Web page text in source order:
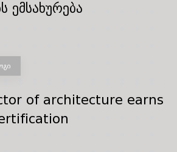
ემსახურება
of architecture earns